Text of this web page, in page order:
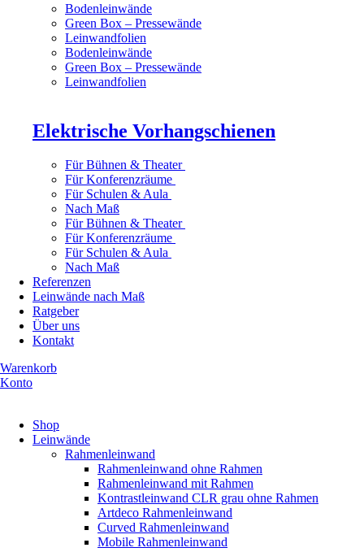
Bodenleinwände
Green Box – Pressewände
Leinwandfolien
Bodenleinwände
Green Box – Pressewände
Leinwandfolien
Elektrische Vorhangschienen
Für Bühnen & Theater
Für Konferenzräume
Für Schulen & Aula
Nach Maß
Für Bühnen & Theater
Für Konferenzräume
Für Schulen & Aula
Nach Maß
Referenzen
Leinwände nach Maß
Ratgeber
Über uns
Kontakt
Warenkorb
Konto
Shop
Leinwände
Rahmenleinwand
Rahmenleinwand ohne Rahmen
Rahmenleinwand mit Rahmen
Kontrastleinwand CLR grau ohne Rahmen
Artdeco Rahmenleinwand
Curved Rahmenleinwand
Mobile Rahmenleinwand